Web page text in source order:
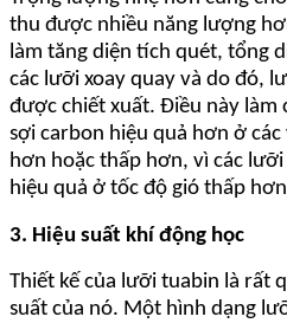
thu được nhiều năng lượng
làm tăng diện tích quét, tổng
các lưỡi xoay quay và do đó,
được chiết xuất. Điều này làm
sợi carbon hiệu quả hơn ở
hơn hoặc thấp hơn, vì các
hiệu quả ở tốc độ gió thấp
3. Hiệu suất khí động học
Thiết kế của lưỡi tuabin là rất
suất của nó. Một hình dạng